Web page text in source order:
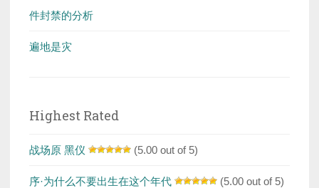
件封禁的分析
遍地是灾
Highest Rated
战场原 黑仪 (5.00 out of 5)
序·为什么不要出生在这个年代 (5.00 out of 5)